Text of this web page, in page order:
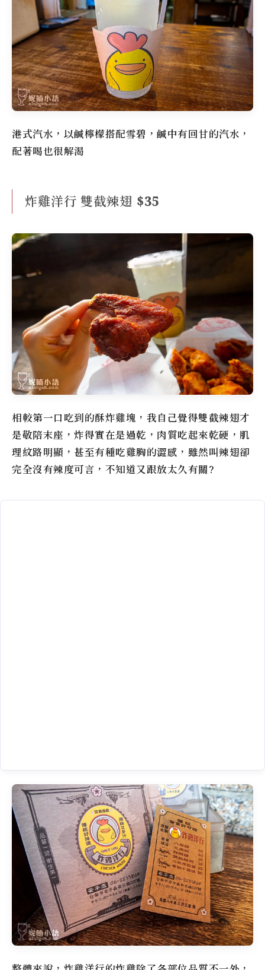
港式汽水，以鹹檸檬搭配雪碧，鹹中有回甘的汽水，
配著喝也很解渴
炸雞洋行 雙截辣翅 $35
相較第一口吃到的酥炸雞塊，我自己覺得雙截辣翅才
是敬陪末座，炸得實在是過乾，肉質吃起來乾硬，肌
理紋路明顯，甚至有種吃雞胸的澀感，雖然叫辣翅卻
完全沒有辣度可言，不知道又跟放太久有關?